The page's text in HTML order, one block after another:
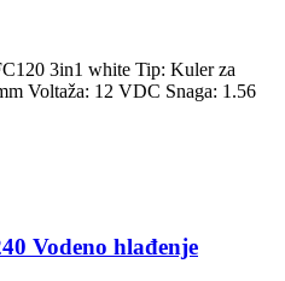
3in1 white Tip: Kuler za
Voltaža: 12 VDC Snaga: 1.56
Vodeno hlađenje